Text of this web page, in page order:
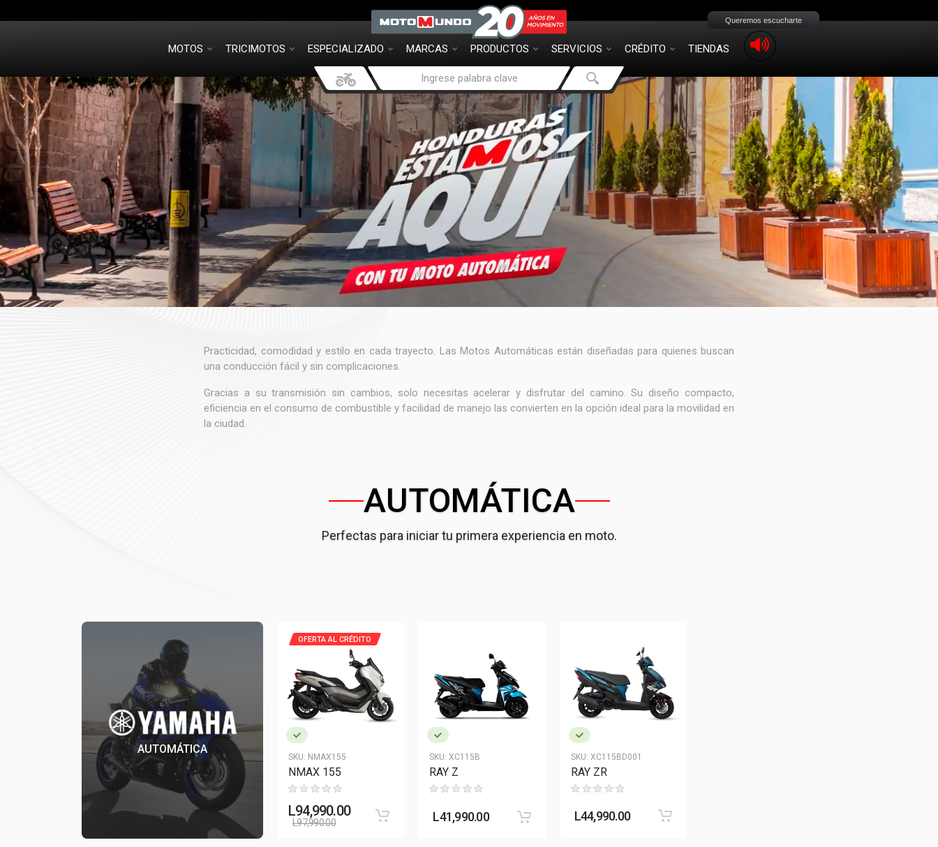
MOTOS TRICIMOTOS ESPECIALIZADO MARCAS PRODUCTOS SERVICIOS CRÉDITO TIENDAS
Queremos escucharte
Practicidad, comodidad y estilo en cada trayecto. Las Motos Automáticas están diseñadas para quienes buscan
una conducción fácil y sin complicaciones.
Gracias a su transmisión sin cambios, solo necesitas acelerar y disfrutar del camino. Su diseño compacto,
eficiencia en el consumo de combustible y facilidad de manejo las convierten en la opción ideal para la movilidad en
la ciudad.
AUTOMÁTICA
Perfectas para iniciar tu primera experiencia en moto.
AUTOMÁTICA
SKU: NMAX155
OFERTA AL CRÉDITO
NMAX 155
L94,990.00
L97,990.00
SKU: XC115B
RAY Z
L41,990.00
SKU: XC115BD001
RAY ZR
L44,990.00